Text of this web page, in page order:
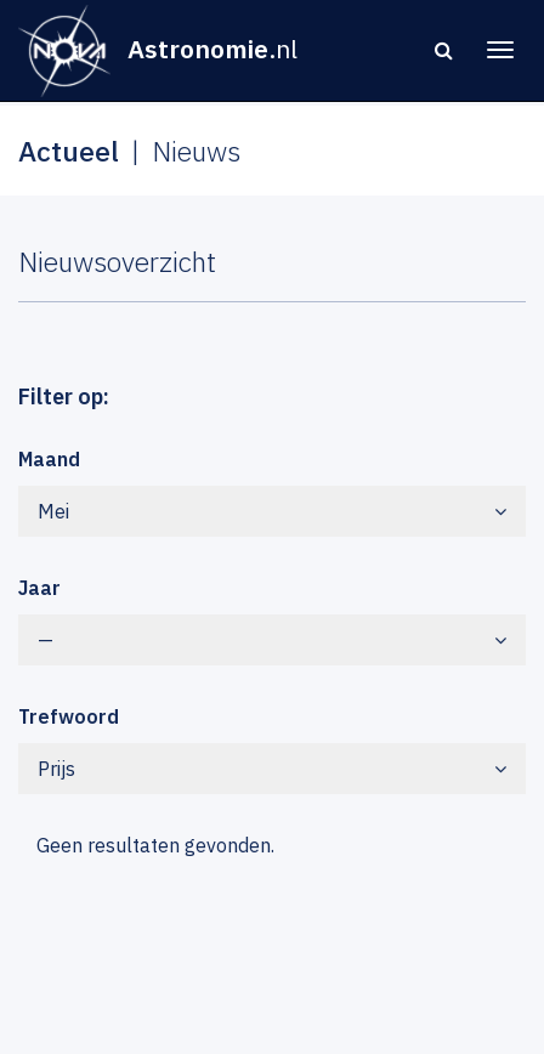
Astronomie.nl
Actueel Nieuws
Nieuwsoverzicht
Filter op:
Maand
Mei
Jaar
—
Trefwoord
Prijs
Geen resultaten gevonden.